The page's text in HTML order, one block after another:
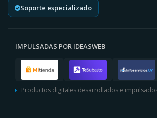
Soporte especializado
IMPULSADAS POR IDEASWEB
Productos digitales desarrollados e